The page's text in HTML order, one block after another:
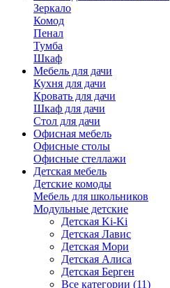
Зеркало
Комод
Пенал
Тумба
Шкаф
Мебель для дачи
Кухня для дачи
Кровать для дачи
Шкаф для дачи
Стол для дачи
Офисная мебель
Офисные столы
Офисные стеллажи
Детская мебель
Детские комоды
Мебель для школьников
Модульные детские
Детская Ki-Ki
Детская Лавис
Детская Мори
Детская Алиса
Детская Берген
Все категории (11)